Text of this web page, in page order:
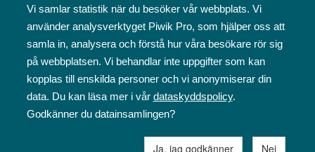
Svenska folkskolans vänner rf
Annegatan 12
00120 Helsingfors
09 6844 570
sfv@sfv.fi
Vi samlar statistik när du besöker vår webbplats. Vi
använder analysverktyget Piwik Pro, som hjälper oss att
samla in, analysera och förstå hur våra besökare rör sig
på webbplatsen. Vi behandlar inte uppgifter som kan
kopplas till enskilda personer och vi anonymiserar din
data. Du kan läsa mer i vår dataskyddspolicy.
Godkänner du datainsamlingen?
Ja, jag godkänner Nej